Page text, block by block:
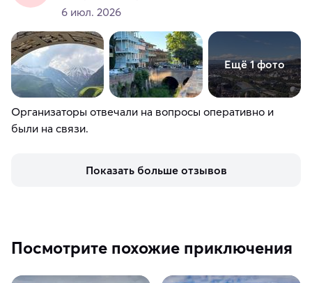
6 июл. 2026
Ещё 1 фото
Организаторы отвечали на вопросы оперативно и
были на связи.
Показать больше отзывов
Посмотрите похожие приключения